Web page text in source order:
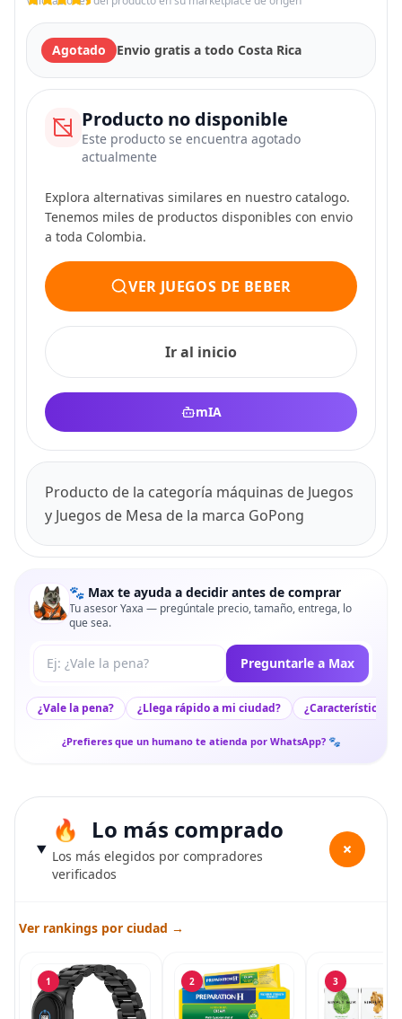
Agotado Envio gratis a todo Costa Rica
Producto no disponible
Este producto se encuentra agotado
actualmente
Explora alternativas similares en nuestro catalogo.
Tenemos miles de productos disponibles con envio
a toda Colombia.
VER JUEGOS DE BEBER
Ir al inicio
mIA
Producto de la categoría máquinas de Juegos
y Juegos de Mesa de la marca GoPong
🐾 Max te ayuda a decidir antes de comprar
Tu asesor Yaxa — pregúntale precio, tamaño, entrega, lo
que sea.
Tu pregunta a Max Preguntarle a Max
¿Vale la pena? ¿Llega rápido a mi ciudad? ¿Características
¿Prefieres que un humano te atienda por WhatsApp? 🐾
Lo más comprado
Los más elegidos por compradores
verificados
+
Ver rankings por ciudad →
1 2 3